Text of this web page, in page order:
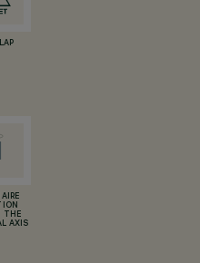
THE
AXIS